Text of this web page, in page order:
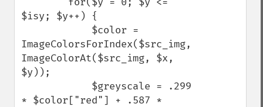
$isy; $y++) {
ImageColorsForIndex($src_img,
ImageColorAt($src_img, $x,
$y));
* $color["red"] + .587 *